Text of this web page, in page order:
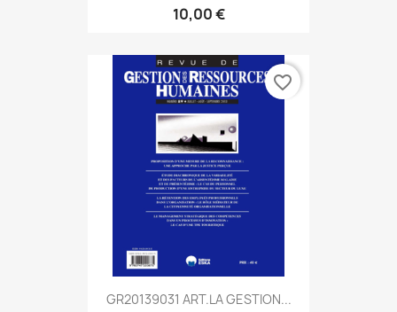
10,00 €
GR20139031 ART.LA GESTION...
favorite_border